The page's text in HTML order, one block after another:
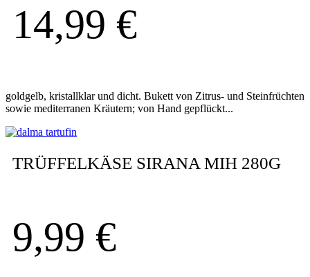
14,99 €
goldgelb, kristallklar und dicht. Bukett von Zitrus- und Steinfrüchten
sowie mediterranen Kräutern; von Hand gepflückt...
TRÜFFELKÄSE SIRANA MIH 280G
9,99 €